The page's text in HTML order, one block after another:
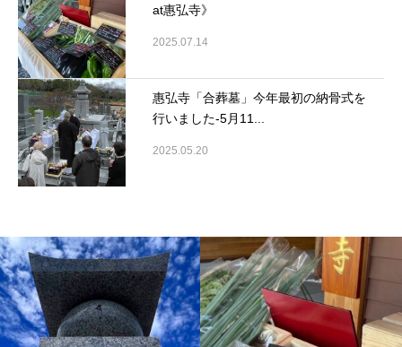
at惠弘寺》
2025.07.14
惠弘寺「合葬墓」今年最初の納骨式を
行いました-5月11...
2025.05.20